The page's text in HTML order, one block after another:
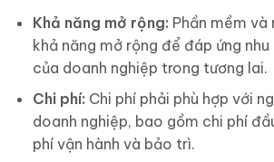
Khả năng mở rộng: Phần mềm
khả năng mở rộng để đáp ứng
của doanh nghiệp trong tương lai.
Chi phí: Chi phí phải phù hợp với
doanh nghiệp, bao gồm chi phí
phí vận hành và bảo trì.